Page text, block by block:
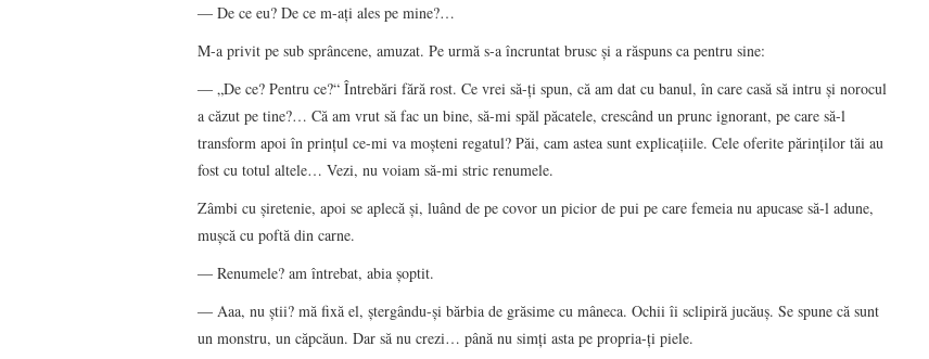
― De ce eu? De ce m-aţi ales pe mine?…
M-a privit pe sub sprâncene, amuzat. Pe urmă s-a încruntat brusc şi a răspuns ca pentru sine:
― „De ce? Pentru ce?“ Întrebări fără rost. Ce vrei să-ţi spun, că am dat cu banul, în care casă să intru şi norocul
a căzut pe tine?… Că am vrut să fac un bine, să-mi spăl păcatele, crescând un prunc ignorant, pe care să-l
transform apoi în prinţul ce-mi va moşteni regatul? Păi, cam astea sunt explicaţiile. Cele oferite părinţilor tăi au
fost cu totul altele… Vezi, nu voiam să-mi stric renumele.
Zâmbi cu şiretenie, apoi se aplecă şi, luând de pe covor un picior de pui pe care femeia nu apucase să-l adune,
muşcă cu poftă din carne.
― Renumele? am întrebat, abia şoptit.
― Aaa, nu ştii? mă fixă el, ştergându-şi bărbia de grăsime cu mâneca. Ochii îi sclipiră jucăuş. Se spune că sunt
un monstru, un căpcăun. Dar să nu crezi… până nu simţi asta pe propria-ţi piele.